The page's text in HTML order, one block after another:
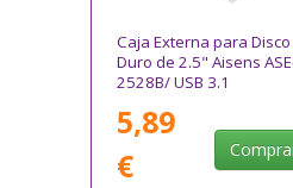
Caja Externa para Disco
Duro de 2.5" Aisens
2528B/ USB 3.1
5,89
€